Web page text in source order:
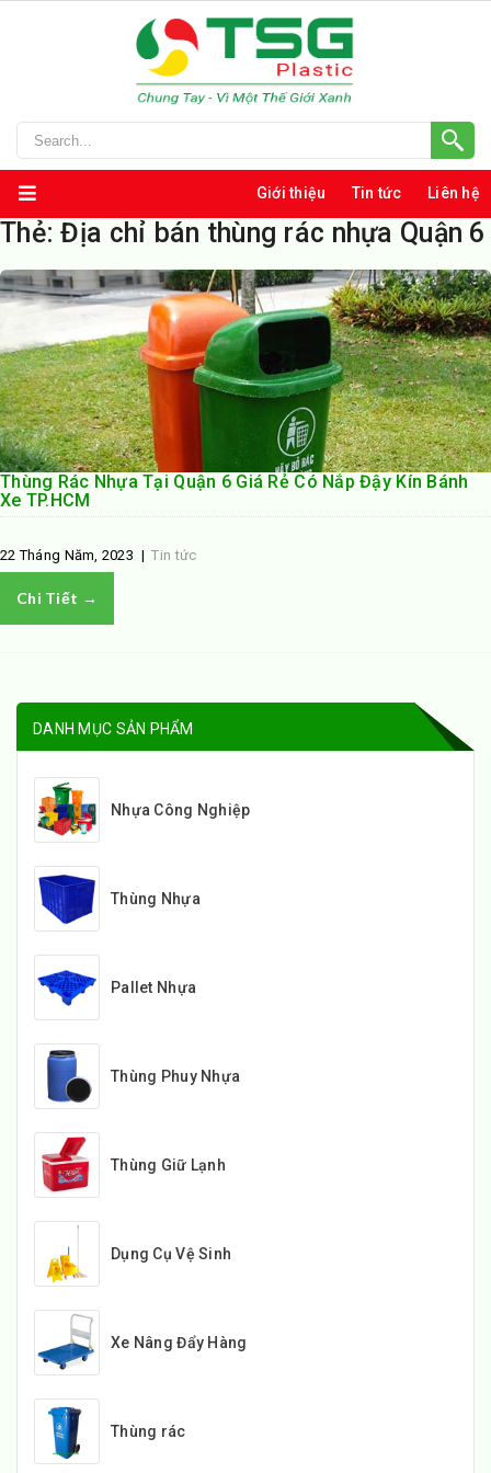
Giới thiệu Tin tức Liên hệ
Thẻ:Địa chỉ bán thùng rác nhựa Quận 6
Thùng Rác Nhựa Tại Quận 6 Giá Rẻ Có Nắp Đậy Kín Bánh
Xe TP.HCM
22 Tháng Năm, 2023 |Tin tức
Chi Tiết →
DANH MỤC SẢN PHẨM
Nhựa Công Nghiệp
Thùng Nhựa
Pallet Nhựa
Thùng Phuy Nhựa
Thùng Giữ Lạnh
Dụng Cụ Vệ Sinh
Xe Nâng Đẩy Hàng
Thùng rác